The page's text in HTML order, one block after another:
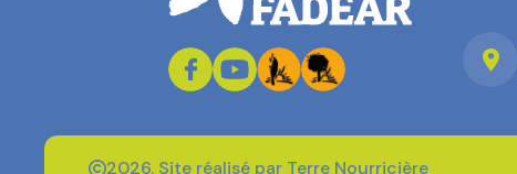
2026. Site réalisé par Terre Nourricière